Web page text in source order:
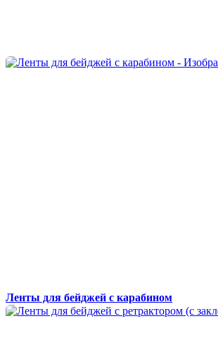
Ленты для бейджей с карабином